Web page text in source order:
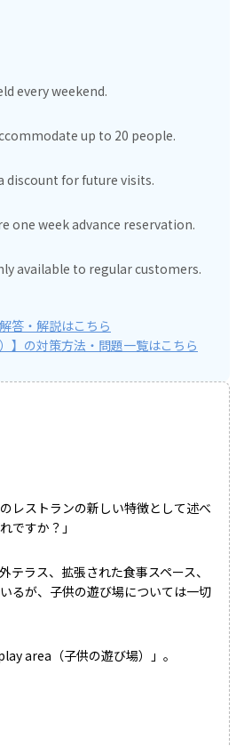
every weekend.
up to 20 people.
discount for future visits.
one week advance reservation.
available to regular customers.
答・解説はこちら
】の対策方法・問題一覧はこちら
レストランの新しい特徴として述べ
ですか？」
テラス、拡張された食事スペース、
るが、子供の遊び場については一切
area（子供の遊び場）」。